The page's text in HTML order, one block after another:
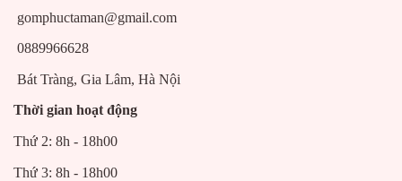
gomphuctaman@gmail.com
0889966628
Bát Tràng, Gia Lâm, Hà Nội
Thời gian hoạt động
Thứ 2: 8h - 18h00
Thứ 3: 8h - 18h00